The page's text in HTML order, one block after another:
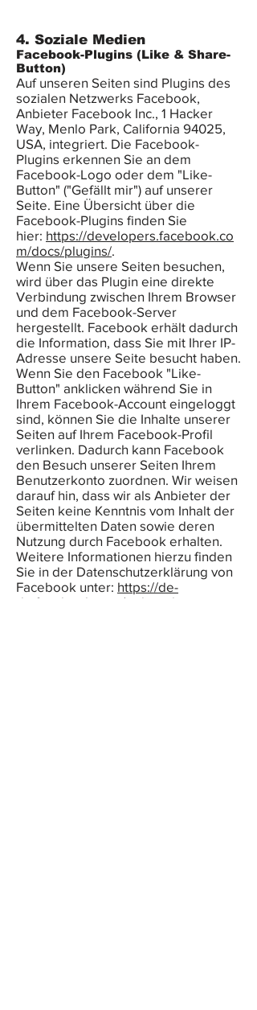
4. Soziale Medien
Facebook-Plugins (Like & Share-
Button)
Auf unseren Seiten sind Plugins des
sozialen Netzwerks Facebook,
Anbieter Facebook Inc., 1 Hacker
Way, Menlo Park, California 94025,
USA, integriert. Die Facebook-
Plugins erkennen Sie an dem
Facebook-Logo oder dem "Like-
Button" ("Gefällt mir") auf unserer
Seite. Eine Übersicht über die
Facebook-Plugins finden Sie
hier: https://developers.facebook.co
m/docs/plugins/.
Wenn Sie unsere Seiten besuchen,
wird über das Plugin eine direkte
Verbindung zwischen Ihrem Browser
und dem Facebook-Server
hergestellt. Facebook erhält dadurch
die Information, dass Sie mit Ihrer IP-
Adresse unsere Seite besucht haben.
Wenn Sie den Facebook "Like-
Button" anklicken während Sie in
Ihrem Facebook-Account eingeloggt
sind, können Sie die Inhalte unserer
Seiten auf Ihrem Facebook-Profil
verlinken. Dadurch kann Facebook
den Besuch unserer Seiten Ihrem
Benutzerkonto zuordnen. Wir weisen
darauf hin, dass wir als Anbieter der
Seiten keine Kenntnis vom Inhalt der
übermittelten Daten sowie deren
Nutzung durch Facebook erhalten.
Weitere Informationen hierzu finden
Sie in der Datenschutzerklärung von
Facebook unter: https://de-
de.facebook.com/policy.php